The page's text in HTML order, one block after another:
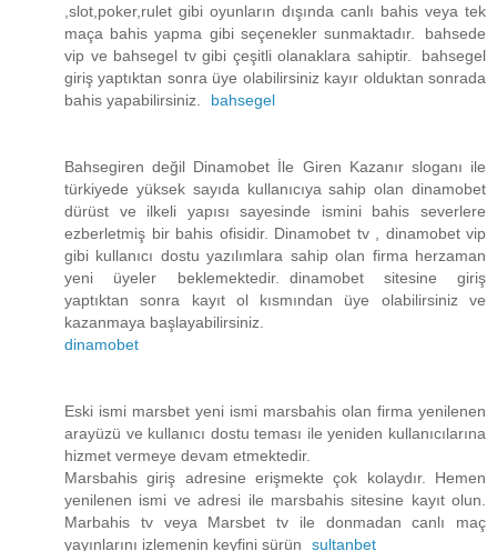
,slot,poker,rulet gibi oyunların dışında canlı bahis veya tek
maça bahis yapma gibi seçenekler sunmaktadır. bahsede
vip ve bahsegel tv gibi çeşitli olanaklara sahiptir. bahsegel
giriş yaptıktan sonra üye olabilirsiniz kayır olduktan sonrada
bahis yapabilirsiniz. bahsegel
Bahsegiren değil Dinamobet İle Giren Kazanır sloganı ile
türkiyede yüksek sayıda kullanıcıya sahip olan dinamobet
dürüst ve ilkeli yapısı sayesinde ismini bahis severlere
ezberletmiş bir bahis ofisidir. Dinamobet tv , dinamobet vip
gibi kullanıcı dostu yazılımlara sahip olan firma herzaman
yeni üyeler beklemektedir. dinamobet sitesine giriş
yaptıktan sonra kayıt ol kısmından üye olabilirsiniz ve
kazanmaya başlayabilirsiniz.
dinamobet
Eski ismi marsbet yeni ismi marsbahis olan firma yenilenen
arayüzü ve kullanıcı dostu teması ile yeniden kullanıcılarına
hizmet vermeye devam etmektedir.
Marsbahis giriş adresine erişmekte çok kolaydır. Hemen
yenilenen ismi ve adresi ile marsbahis sitesine kayıt olun.
Marbahis tv veya Marsbet tv ile donmadan canlı maç
yayınlarını izlemenin keyfini sürün sultanbet